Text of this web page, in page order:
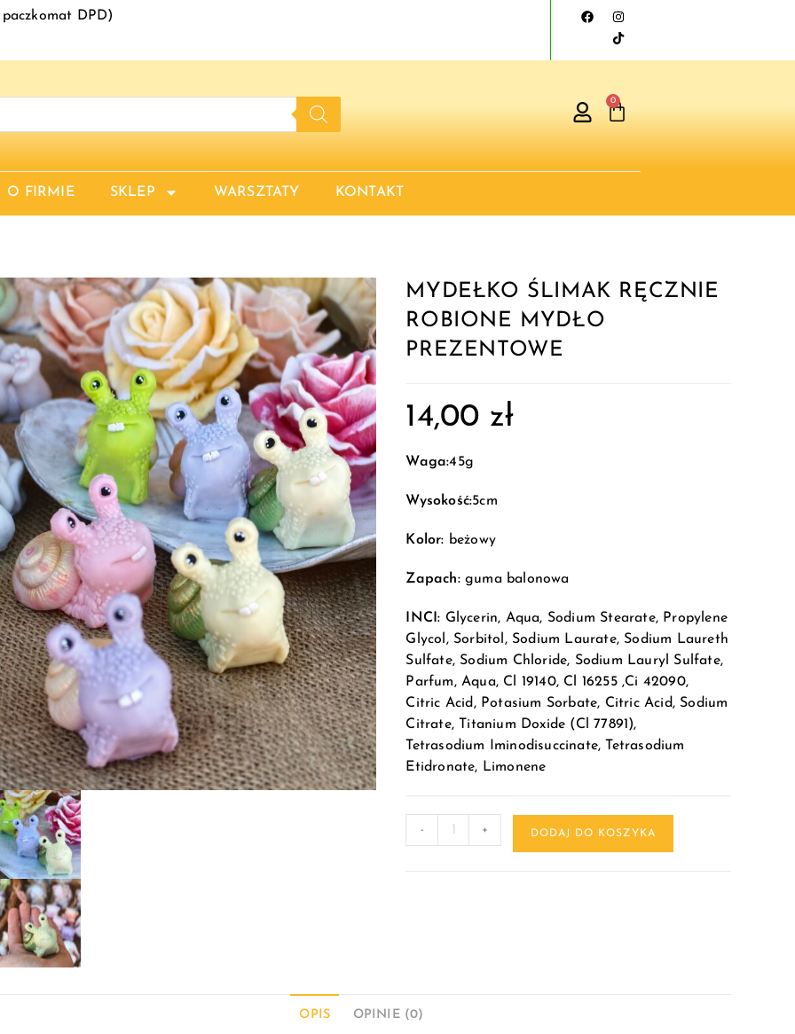
paczkomat DPD)
0
O FIRMIE SKLEP WARSZTATY KONTAKT
MYDEŁKO ŚLIMAK RĘCZNIE
ROBIONE MYDŁO
PREZENTOWE
14,00 zł
Waga:45g
Wysokość:5cm
Kolor: beżowy
Zapach:guma balonowa
INCI: Glycerin, Aqua, Sodium Stearate, Propylene
Glycol, Sorbitol, Sodium Laurate, Sodium Laureth
Sulfate, Sodium Chloride, Sodium Lauryl Sulfate,
Parfum, Aqua, Cl 19140, Cl 16255 ,Ci 42090,
Citric Acid, Potasium Sorbate, Citric Acid, Sodium
Citrate, Titanium Doxide (Cl 77891),
Tetrasodium Iminodisuccinate, Tetrasodium
Etidronate, Limonene
- + DODAJ DO KOSZYKA
OPIS OPINIE (0)